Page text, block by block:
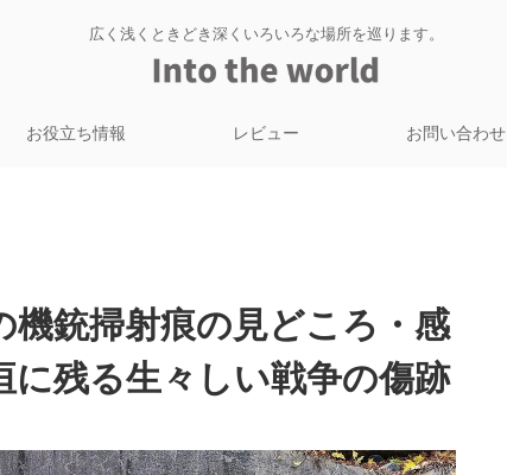
広く浅くときどき深くいろいろな場所を巡ります。
お役立ち情報 レビュー お問い合わせ
機銃掃射痕の見どころ・感
残る生々しい戦争の傷跡